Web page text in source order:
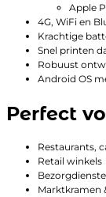
Apple
4G, WiFi en
Krachtige
Snel printen
Robuust
Android OS
Perfect
Restaurants,
Retail winkels
Marktkramen